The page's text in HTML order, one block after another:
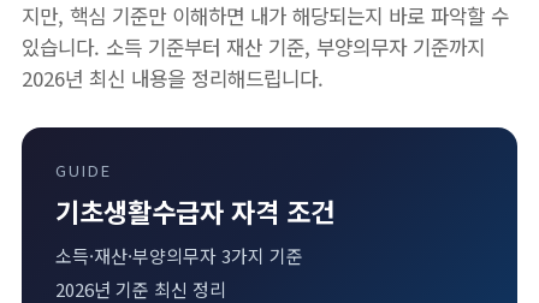
지만, 핵심 기준만 이해하면 내가 해당되는지 바로 파악할 수
있습니다. 소득 기준부터 재산 기준, 부양의무자 기준까지
2026년 최신 내용을 정리해드립니다.
GUIDE
기초생활수급자 자격 조건
소득·재산·부양의무자 3가지 기준
2026년 기준 최신 정리